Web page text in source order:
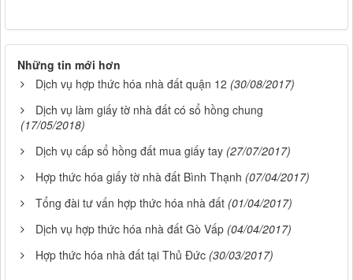
Những tin mới hơn
Dịch vụ hợp thức hóa nhà đất quận 12 (30/08/2017)
Dịch vụ làm giấy tờ nhà đất có sổ hồng chung
(17/05/2018)
Dịch vụ cấp sổ hồng đất mua giấy tay (27/07/2017)
Hợp thức hóa giấy tờ nhà đất Bình Thạnh (07/04/2017)
Tổng đài tư vấn hợp thức hóa nhà đất (01/04/2017)
Dịch vụ hợp thức hóa nhà đất Gò Vấp (04/04/2017)
Hợp thức hóa nhà đất tại Thủ Đức (30/03/2017)